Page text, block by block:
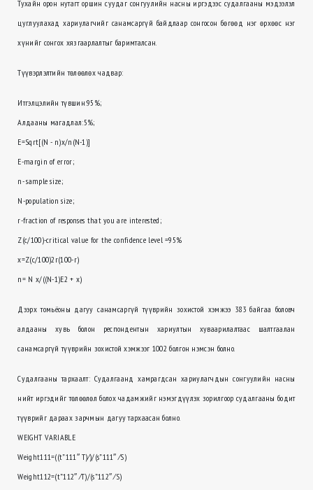
Тухайн орон нутагт оршин суудаг сонгуулийн насны иргэдээс судалгааны мэдээлэл
цуглуулахад хариулагчийг санамсаргүй байдлаар сонгосон бөгөөд нэг өрхөөс нэг
хүнийг сонгох хязгаарлалтыг баримталсан.
Түүвэрлэлтийн төлөөлөх чадвар:
Итгэлцэлийн түвшин:95%;
Алдааны магадлал:5%;
E=Sqrt[(N - n)x/n(N-1)]
E-margin of error;
n- sample size;
N-population size;
r-fraction of responses that you are interested;
Z(c/100)-critical value for the confidence level =95%
x=Z(c/100)2r(100-r)
n= N x/((N-1)E2 + x)
Дээрх томьёоны дагуу санамсаргүй түүврийн зохистой хэмжээ 383 байгаа боловч
алдааны хувь болон респондентын хариултын хуваарилалтаас шалтгаалан
санамсаргүй түүврийн зохистой хэмжээг 1002 болгон нэмсэн болно.
Судалгааны тархаалт: Судалгаанд хамрагдсан хариулагчдын сонгуулийн насны
нийт иргэдийг төлөөлөл болох чадамжийг нэмэгдүүлэх зорилгоор судалгааны бодит
түүврийг дараах зарчмын дагуу тархаасан болно.
WEIGHT VARIABLE
Weight111=((t”111″ T)⁄)/(s”111″ ⁄S)
Weight112=(t”112″ ⁄T)/(s”112″ ⁄S)